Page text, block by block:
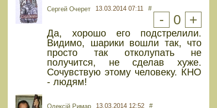
Сергей Очерет 13.03.2014 07:11 #
- 0 +
Да, хорошо его подстрелили.
Видимо, шарики вошли так, что
просто так отколупать не
получится, не сделав хуже.
Сочувствую этому человеку. КНО
- людям!
Олексій Римар 13.03.2014 12:52 #